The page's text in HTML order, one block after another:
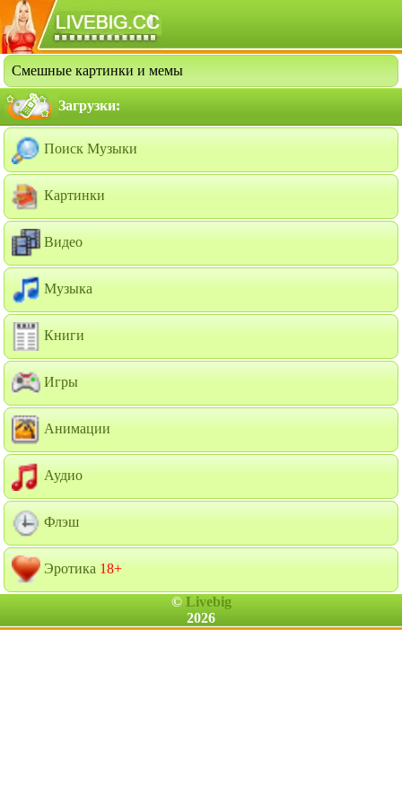
Смешные картинки и мемы
Загрузки:
Поиск Музыки
Картинки
Видео
Музыка
Книги
Игры
Анимации
Аудио
Флэш
Эротика 18+
© Livebig
2026